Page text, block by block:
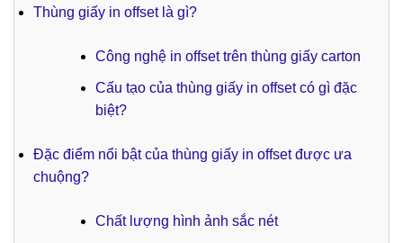
Thùng giấy in offset là gì?
Công nghệ in offset trên thùng giấy carton
Cấu tạo của thùng giấy in offset có gì đặc
biệt?
Đặc điểm nổi bật của thùng giấy in offset được ưa
chuộng?
Chất lượng hình ảnh sắc nét